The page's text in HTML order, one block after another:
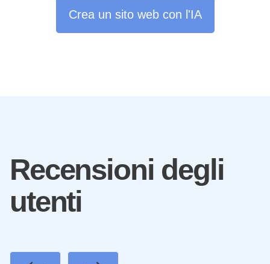
Crea un sito web con l'IA
Recensioni degli
utenti